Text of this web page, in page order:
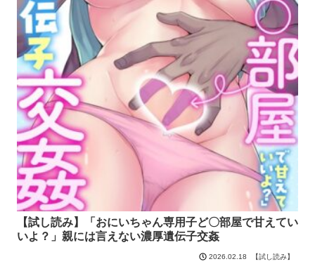
【試し読み】「おにいちゃん専用子ど〇部屋で甘えてい
いよ？」親には言えない濃厚遺伝子交姦
2026.02.18 【試し読み】